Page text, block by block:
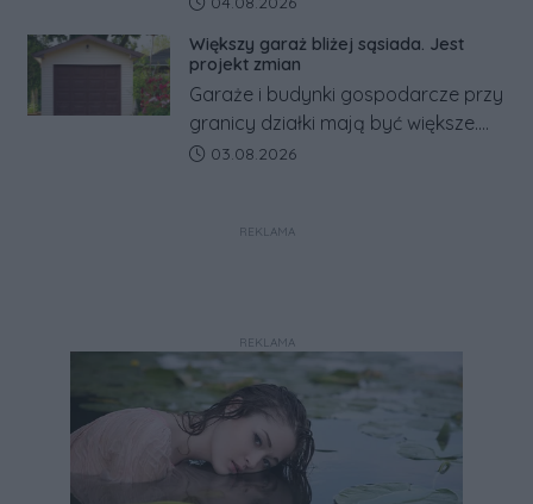
alarmowych, alertów RCB i aplikacji
w jeden system.
Większy garaż bliżej sąsiada. Jest
projekt zmian
Garaże i budynki gospodarcze przy
granicy działki mają być większe.
Projekt zaostrza też zasady
Data dodania artykułu:
03.08.2026
REKLAMA
REKLAMA